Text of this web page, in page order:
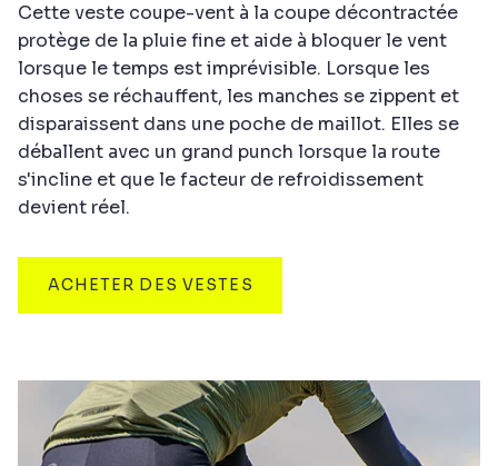
Cette veste coupe-vent à la coupe décontractée
protège de la pluie fine et aide à bloquer le vent
lorsque le temps est imprévisible. Lorsque les
choses se réchauffent, les manches se zippent et
disparaissent dans une poche de maillot. Elles se
déballent avec un grand punch lorsque la route
s'incline et que le facteur de refroidissement
devient réel.
ACHETER DES VESTES